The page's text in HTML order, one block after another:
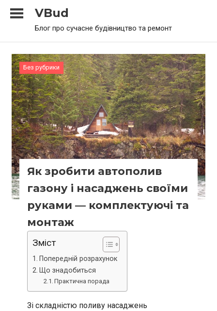
VBud
Блог про сучасне будівництво та ремонт
Без рубрики
Як зробити автополив
газону і насаджень своїми
руками — комплектуючі та
монтаж
Зміст
Попередній розрахунок
Що знадобиться
Практична порада
Зі складністю поливу насаджень